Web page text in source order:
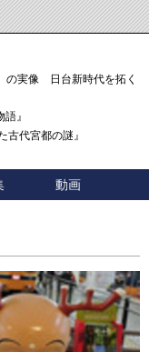
の実像 日台新時代を拓く「3
』
古代宮都の謎』
動画